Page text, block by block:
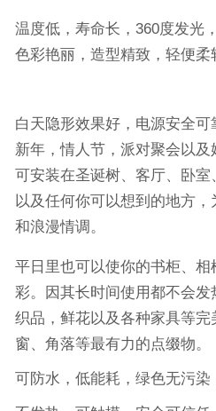
温度低，寿命长， 360度发光
色彩艳丽，造型精致，轻便柔
白天隐形效果好，电源安全可
新年，情人节，派对聚会以及
可安装在圣诞树、客厅、卧室
以及任何你可以想到的地方
和浪漫情调。
平日里也可以使你的书柜、相
彩。因其长时间使用都不会
织品，鲜花以及各种家具等
窗、角落等最有力的点缀物。
可防水，低能耗，绿色无污染